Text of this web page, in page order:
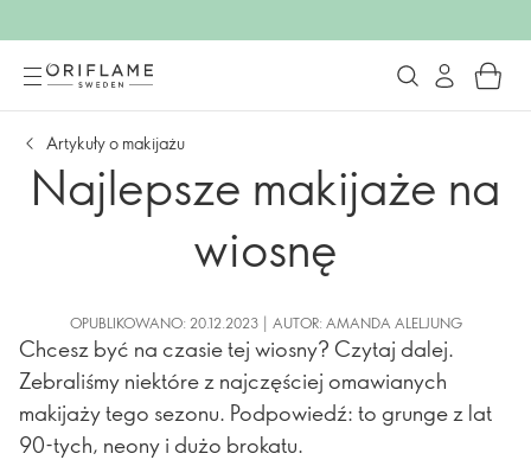
Artykuły o makijażu
Najlepsze makijaże na
wiosnę
OPUBLIKOWANO: 20.12.2023 | AUTOR: AMANDA ALELJUNG
Chcesz być na czasie tej wiosny? Czytaj dalej.
Zebraliśmy niektóre z najczęściej omawianych
makijaży tego sezonu. Podpowiedź: to grunge z lat
90-tych, neony i dużo brokatu.